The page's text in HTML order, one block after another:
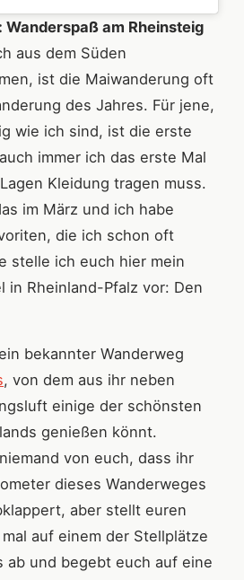
Wanderspaß am Rheinsteig
aus dem Süden
ist die Maiwanderung oft
des Jahres. Für jene,
wie ich sind, ist die erste
immer ich das erste Mal
Kleidung tragen muss.
im März und ich habe
die ich schon oft
stelle ich euch hier mein
in Rheinland-Pfalz vor: Den
bekannter Wanderweg
, von dem aus ihr neben
einige der schönsten
genießen könnt.
von euch, dass ihr
dieses Wanderweges
aber stellt euren
auf einem der Stellplätze
ab und begebt euch auf eine